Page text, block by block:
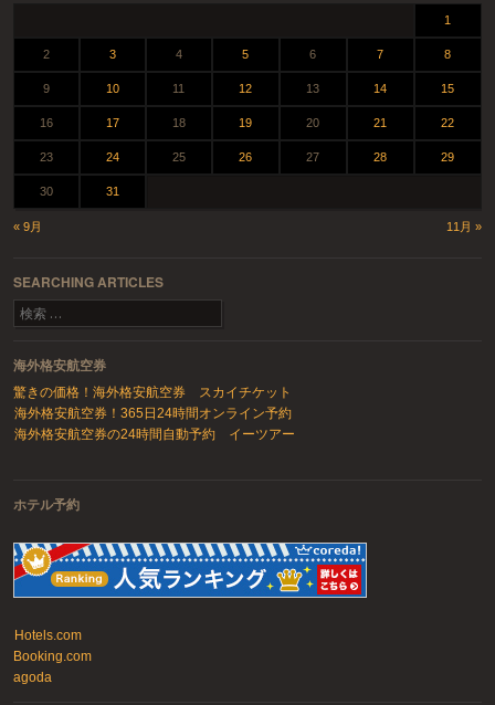
« 9月 11月 »
1
2 3 4 5 6 7 8
9 10 11 12 13 14 15
16 17 18 19 20 21 22
23 24 25 26 27 28 29
30 31
SEARCHING ARTICLES
検索
海外格安航空券
驚きの価格！海外格安航空券 スカイチケット
海外格安航空券！365日24時間オンライン予約
海外格安航空券の24時間自動予約 イーツアー
ホテル予約
Hotels.com
Booking.com
agoda